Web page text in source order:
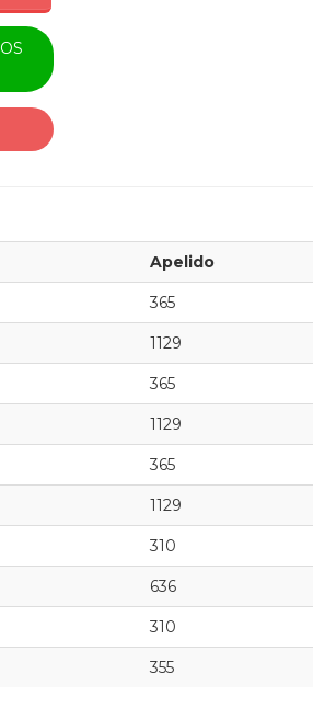
Apelido
365
1129
365
1129
365
1129
310
636
310
355